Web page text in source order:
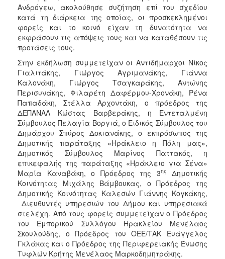
Ανδρόγεω, ακολούθησε συζήτηση επί του σχεδίου
κατά τη διάρκεια της οποίας, οι προσκεκλημένοι
φορείς και το κοινό είχαν τη δυνατότητα να
εκφράσουν τις απόψεις τους και να καταθέσουν τις
προτάσεις τους.
Στην εκδήλωση συμμετείχαν οι Αντιδήμαρχοι Νίκος
Γιαλιτάκης, Γιώργος Αγριμανάκης, Γιάννα
Καλονάκη, Γιώργος Τσαγκαράκης, Αντώνης
Περισυνάκης, Φιλαρέτη Δαφέρμου-Χρονάκη, Ρένα
Παπαδάκη, Στέλλα Αρχοντάκη, ο πρόεδρος της
ΔΕΠΑΝΑΛ Κώστας Βαρβεράκης, η Εντεταλμένη
Σύμβουλος Πελαγία Βοργιά, ο Ειδικός Σύμβουλος του
Δημάρχου Σπύρος Δοκιανάκης, ο εκπρόσωπος της
Δημοτικής παράταξης «Ηράκλειο η Πόλη μας»,
Δημοτικός Σύμβουλος Μαρίνος Παττακός, η
επικεφαλής της παράταξης «Ηράκλειο για Σένα»
Μαρία Καναβάκη, ο Πρόεδρος της 3ης
Δημοτικής
Κοινότητας Μιχάλης Βάμβουκας, ο Πρόεδρος της
Δημοτικής Κοινότητας Καλεσών Γιάννης Κογκάκης,
Διευθυντές υπηρεσιών του Δήμου και υπηρεσιακά
στελέχη. Από τους φορείς συμμετείχαν ο Πρόεδρος
του Εμπορικού Συλλόγου Ηρακλείου Μενέλαος
Σκουλούδης, ο Πρόεδρος του ΟΕΕ/ΤΑΚ Ευάγγελος
Γκλάκας και ο Πρόεδρος της Περιφερειακής Ένωσης
Τυφλών Κρήτης Μενέλαος Μαρκοδημητράκης.